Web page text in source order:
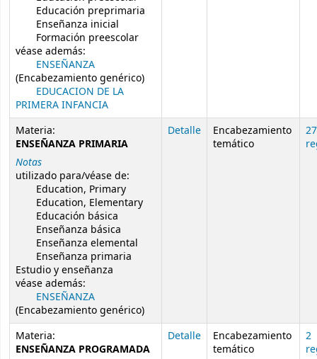
Educación preprimaria
Enseñanza inicial
Formación preescolar
véase además:
ENSEÑANZA
(Encabezamiento genérico)
EDUCACION DE LA
PRIMERA INFANCIA
Materia:
ENSEÑANZA PRIMARIA
Notas
utilizado para/véase de:
Education, Primary
Education, Elementary
Educación básica
Enseñanza básica
Enseñanza elemental
Enseñanza primaria
Estudio y enseñanza
véase además:
ENSEÑANZA
(Encabezamiento genérico)
Detalle
Encabezamiento
temático
27
Materia:
ENSEÑANZA PROGRAMADA
Detalle
Encabezamiento
temático
2